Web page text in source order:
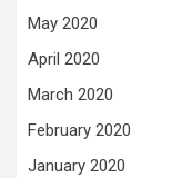
May 2020
April 2020
March 2020
February 2020
January 2020